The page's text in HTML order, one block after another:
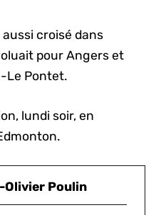
croisé dans
pour Angers et
Le Pontet.
lundi soir, en
Olivier Poulin